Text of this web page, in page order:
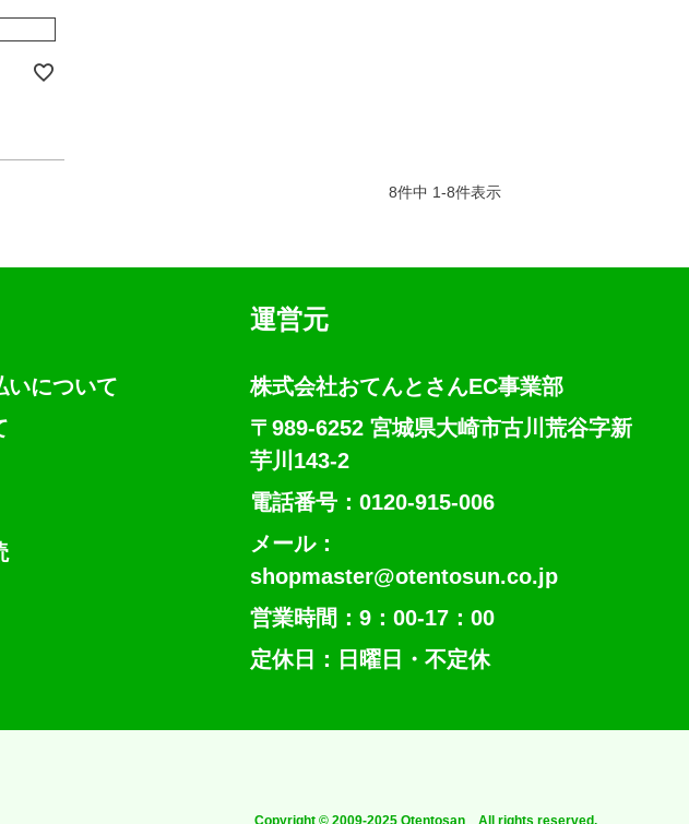
8件中 1-8件表示
いについて
運営元
株式会社おてんとさんEC事業部
〒989-6252 宮城県大崎市古川荒谷字新
芋川143-2
電話番号：0120-915-006
メール：
shopmaster@otentosun.co.jp
営業時間：9：00-17：00
定休日：日曜日・不定休
Copyright © 2009-2025 Otentosan All rights reserved.